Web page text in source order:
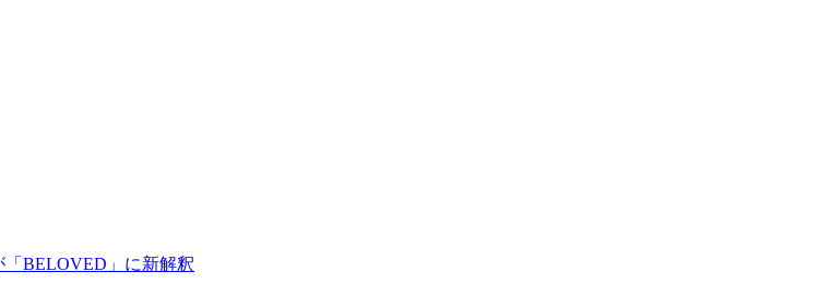
BELOVED」に新解釈